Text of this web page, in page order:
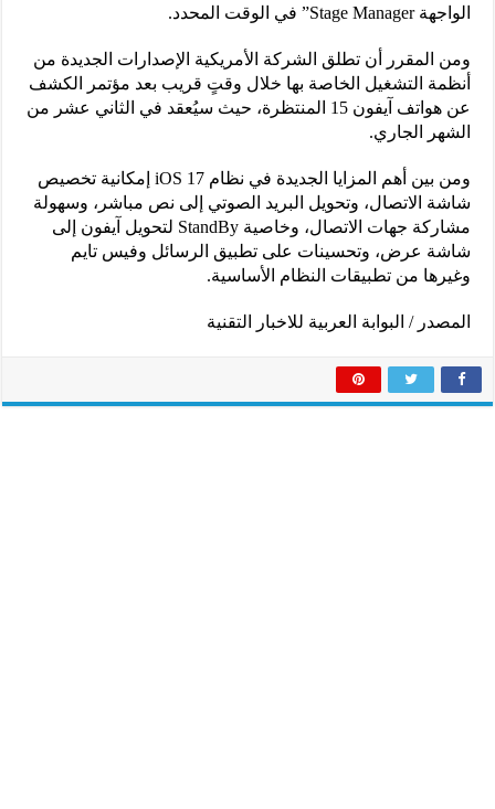
الواجهة Stage Manager” في الوقت المحدد.
ومن المقرر أن تطلق الشركة الأمريكية الإصدارات الجديدة من
أنظمة التشغيل الخاصة بها خلال وقتٍ قريب بعد مؤتمر الكشف
عن هواتف آيفون 15 المنتظرة، حيث سيُعقد في الثاني عشر من
الشهر الجاري.
ومن بين أهم المزايا الجديدة في نظام iOS 17 إمكانية تخصيص
شاشة الاتصال، وتحويل البريد الصوتي إلى نص مباشر، وسهولة
مشاركة جهات الاتصال، وخاصية StandBy لتحويل آيفون إلى
شاشة عرض، وتحسينات على تطبيق الرسائل وفيس تايم
وغيرها من تطبيقات النظام الأساسية.
المصدر / البوابة العربية للاخبار التقنية